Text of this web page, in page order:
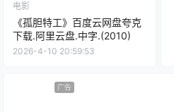
电影
《孤胆特工》百度云网盘夸克
下载.阿里云盘.中字.(2010)
2026-4-10 20:59:53
广告